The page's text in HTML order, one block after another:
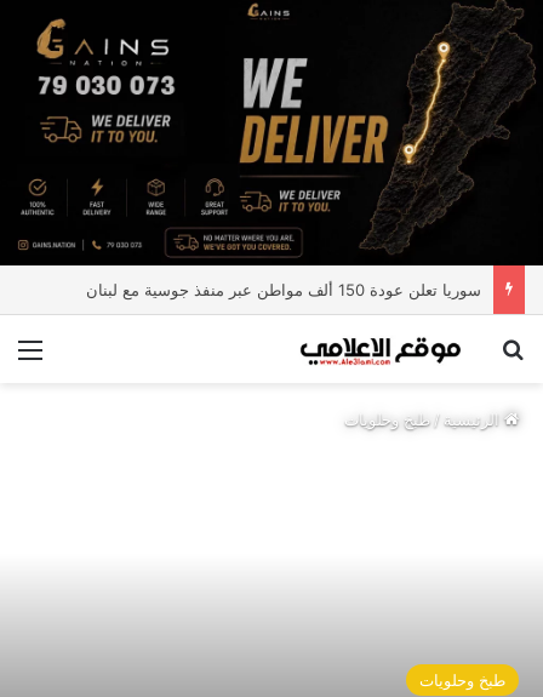
سوريا تعلن عودة 150 ألف مواطن عبر منفذ جوسية مع لبنان
بحث عن
الرئيسية/طبخ وحلويات
طبخ وحلويات